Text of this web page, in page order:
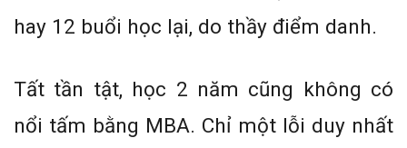
hay 12 buổi học lại, do thầy điểm danh.
Tất tần tật, học 2 năm cũng không có
nổi tấm bằng MBA. Chỉ một lỗi duy nhất